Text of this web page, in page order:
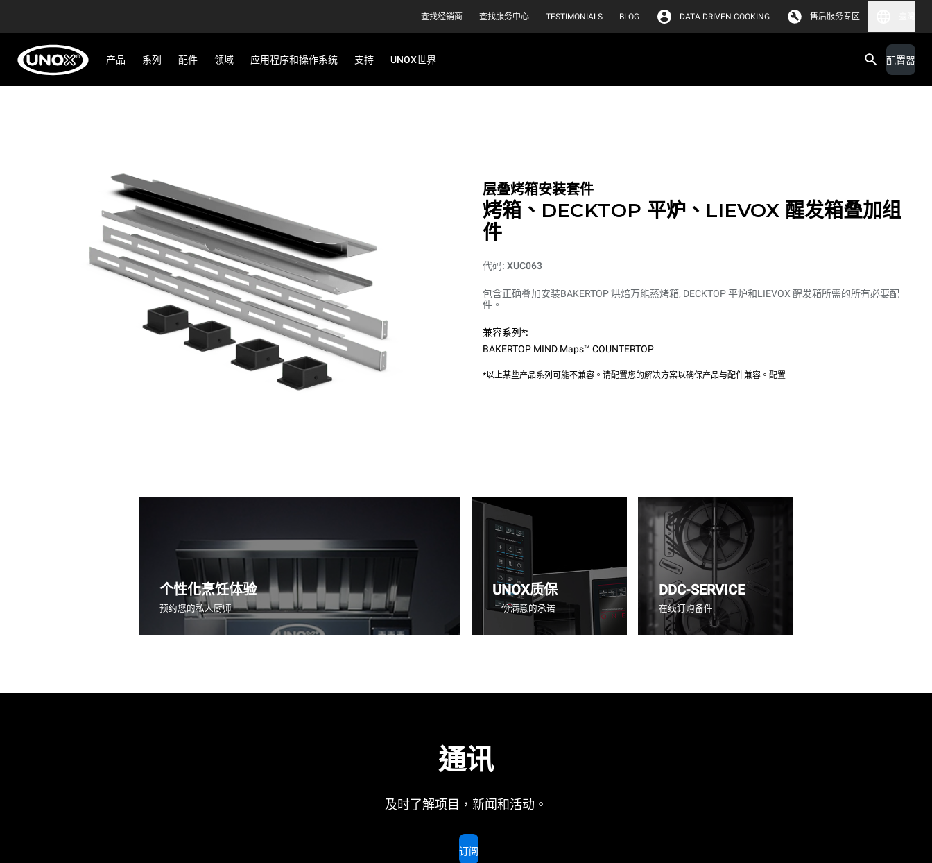
查找经销商 查找服务中心 TESTIMONIALS BLOG DATA DRIVEN COOKING 售后服务专区
产品 系列 配件 领域 应用程序和操作系统 支持 UNOX世界 配置器
层叠烤箱安装套件
烤箱、DECKTOP 平炉、LIEVOX 醒发箱叠加组
件
代码: XUC063
包含正确叠加安装BAKERTOP 烘焙万能蒸烤箱, DECKTOP 平炉和LIEVOX 醒发箱所需的所有必要配
件。
兼容系列*:
BAKERTOP MIND.Maps™ COUNTERTOP
*以上某些产品系列可能不兼容。请配置您的解决方案以确保产品与配件兼容。 配置
个性化烹饪体验
预约您的私人厨师
UNOX质保
一份满意的承诺
DDC-SERVICE
在线订购备件
通讯
及时了解项目，新闻和活动。
订阅